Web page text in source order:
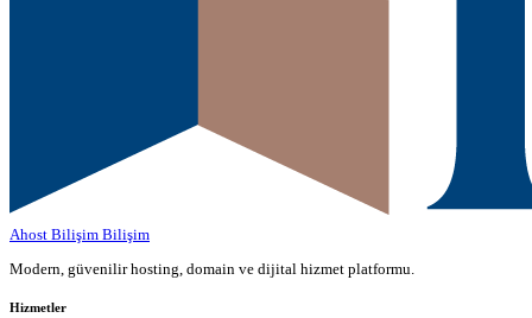
Ahost Bilişim Bilişim
Modern, güvenilir hosting, domain ve dijital hizmet platformu.
Hizmetler